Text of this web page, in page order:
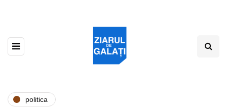
politica